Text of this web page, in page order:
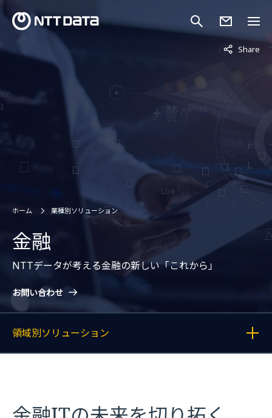
Share
非表示中
ホーム 業種別ソリューション
金融
NTTデータが考える金融の新しい「これから」
お問い合わせ
領域別ソリューション
各記事へのリンクを表示する